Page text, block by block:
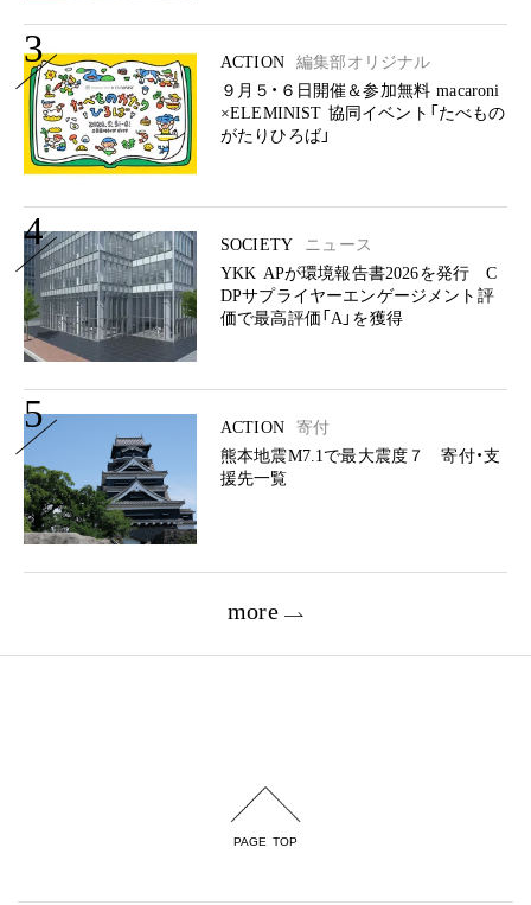
3 ACTION
編集部オリジナル
９月５・６日開催＆参加無料 macaroni
×ELEMINIST 協同イベント「たべもの
がたりひろば」
4 SOCIETY
ニュース
YKK APが環境報告書2026を発行 C
DPサプライヤーエンゲージメント評
価で最高評価「A」を獲得
5 ACTION
寄付
熊本地震M7.1で最大震度７ 寄付・支
援先一覧
more
PAGE TOP